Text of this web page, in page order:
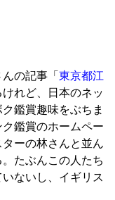
の記事「 東京都江
れど、日本のネッ
鑑賞趣味をぶちま
鑑賞のホームペー
ーの林さんと並ん
たぶんこの人たち
ないし、イギリス